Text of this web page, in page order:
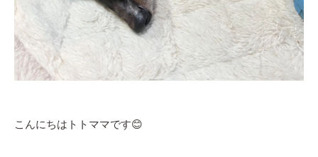
こんにちはトトママです😊